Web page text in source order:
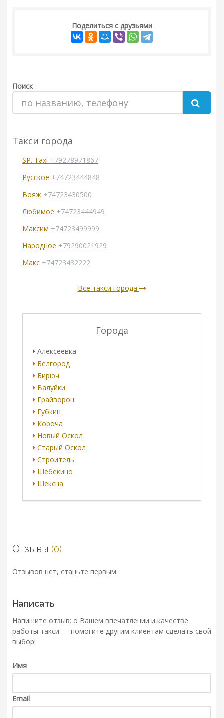
Поделиться с друзьями
Поиск
Такси города
SP. Taxi +79278971867
Русское +74723444848
Вояж +74723430500
Любимое +74723444949
Максим +74723499999
Народное +79290021929
Макс +74723432222
Все такси города
Города
Алексеевка
Белгород
Бирюч
Валуйки
Грайворон
Губкин
Короча
Новый Оскол
Старый Оскол
Строитель
Шебекино
Шексна
Отзывы (0)
Отзывов нет, станьте первым.
Написать
Напишите отзыв: о Вашем впечатлении и качестве
работы такси — помогите другим клиентам сделать свой
выбор!
Имя
Email